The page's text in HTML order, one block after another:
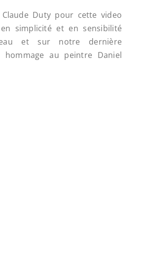
Duty pour cette video
simplicité et en sensibilité
et sur notre dernière
hommage au peintre Daniel